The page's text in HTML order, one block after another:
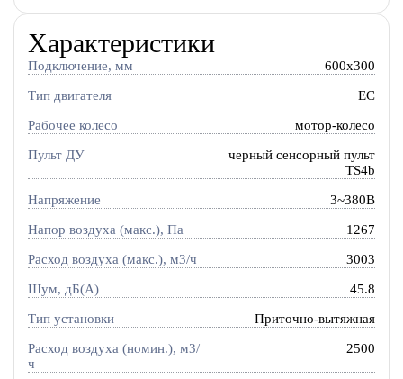
Характеристики
Подключение, мм 600x300
Тип двигателя EC
Рабочее колесо мотор-колесо
Пульт ДУ
черный сенсорный пульт
TS4b
Напряжение 3~380В
Напор воздуха (макс.), Па 1267
Расход воздуха (макс.), м3/ч 3003
Шум, дБ(А) 45.8
Тип установки Приточно-вытяжная
Расход воздуха (номин.), м3/
ч
2500